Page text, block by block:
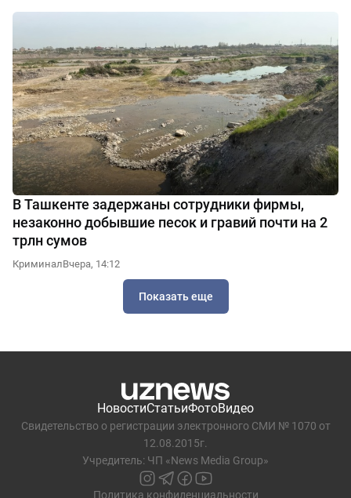
В Ташкенте задержаны сотрудники фирмы,
незаконно добывшие песок и гравий почти на 2
трлн сумов
КриминалВчера, 14:12
Показать еще
НовостиСтатьиФотоВидео
Свидетельство о регистрации электронного СМИ № 1070 от
12.08.2015г.
Учредитель: ЧП «News Media Group»
Политика конфиденциальности